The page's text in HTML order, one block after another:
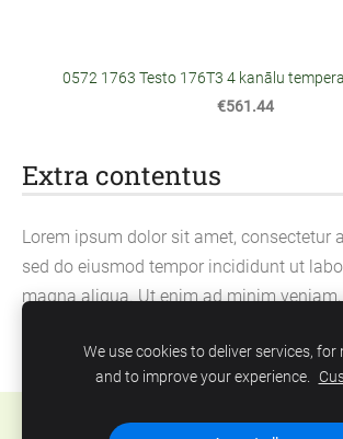
Extra contentus
Lorem ipsum dolor sit amet, consectetur
sed do eiusmod tempor incididunt ut
magna aliqua. Ut enim ad minim
commodo consequat.
0572 1763 Testo 176T3 4 kanālu
€561.44
Cookies
We use cookies to deliver services, for
and to improve your experience.